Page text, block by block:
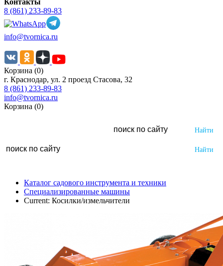
Контакты
8 (861) 233-89-83
info@tvornica.ru
Корзина (0)
г. Краснодар, ул. 2 проезд Стасова, 32
8 (861) 233-89-83
info@tvornica.ru
Корзина (0)
Каталог садового инструмента и техники
Специализированные машины
Current: Косилки/измельчители